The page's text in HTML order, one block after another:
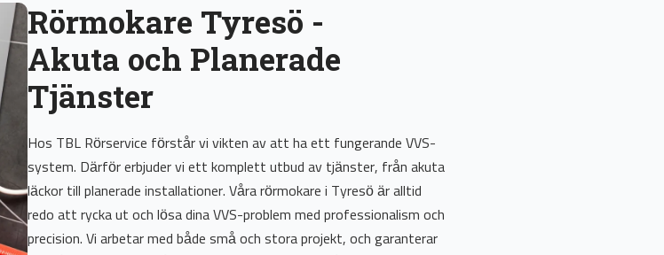
Rörmokare Tyresö -
Akuta och Planerade
Tjänster
Hos TBL Rörservice förstår vi vikten av att ha ett fungerande VVS-
system. Därför erbjuder vi ett komplett utbud av tjänster, från akuta
läckor till planerade installationer. Våra rörmokare i Tyresö är alltid
redo att rycka ut och lösa dina VVS-problem med professionalism och
precision. Vi arbetar med både små och stora projekt, och garanterar